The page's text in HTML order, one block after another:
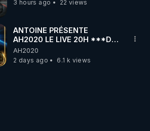
3 hours ago
22 views
ANTOINE PRÉSENTE
AH2020 LE LIVE 20H ***DU
06/08/2026***
AH2020
2 days ago
6.1 k views